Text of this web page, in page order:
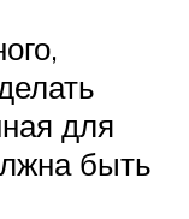
для
быть